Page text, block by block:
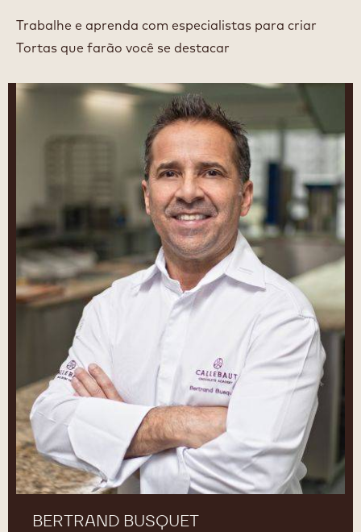
Trabalhe e aprenda com especialistas para criar
Tortas que farão você se destacar
BERTRAND BUSQUET
Bertrand